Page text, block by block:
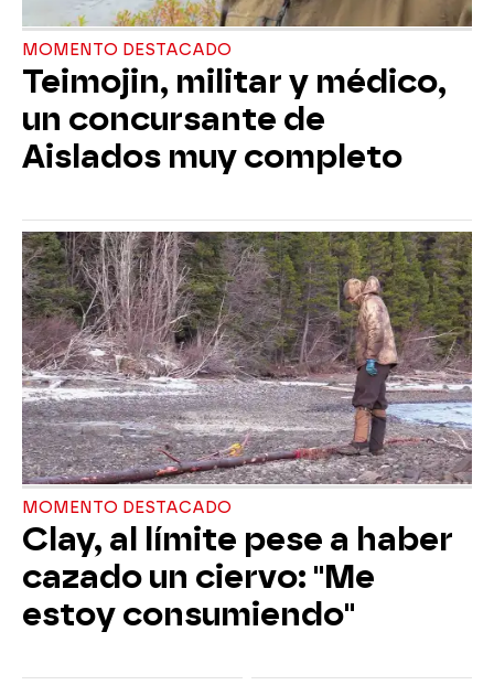
MOMENTO DESTACADO
Teimojin, militar y médico,
un concursante de
Aislados muy completo
MOMENTO DESTACADO
Clay, al límite pese a haber
cazado un ciervo: "Me
estoy consumiendo"